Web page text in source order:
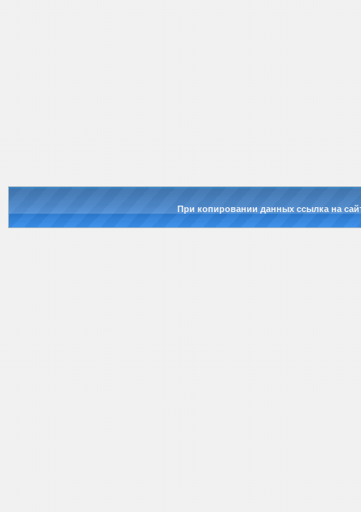
При копировании данных ссылка на